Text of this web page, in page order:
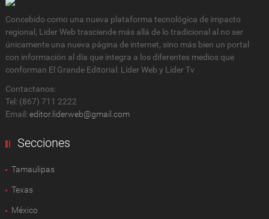
Concebido como una nueva plataforma tecnológica de impacto
regional, Lider Web trasciende más allá de lo tradicional al no ser
únicamente una nueva página de internet, sino más bien un portal
con información al día que integra a los diferentes medios que
conforman El Grande Editorial: Líder Web y Líder Tv
Contactanos:
Tel: (867) 711 2222
Email: editor.liderweb@gmail.com
Secciones
Tamaulipas
Texas
México